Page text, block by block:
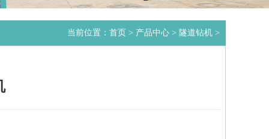
当前位置： 首页 > 产品中心 > 隧道钻机 >